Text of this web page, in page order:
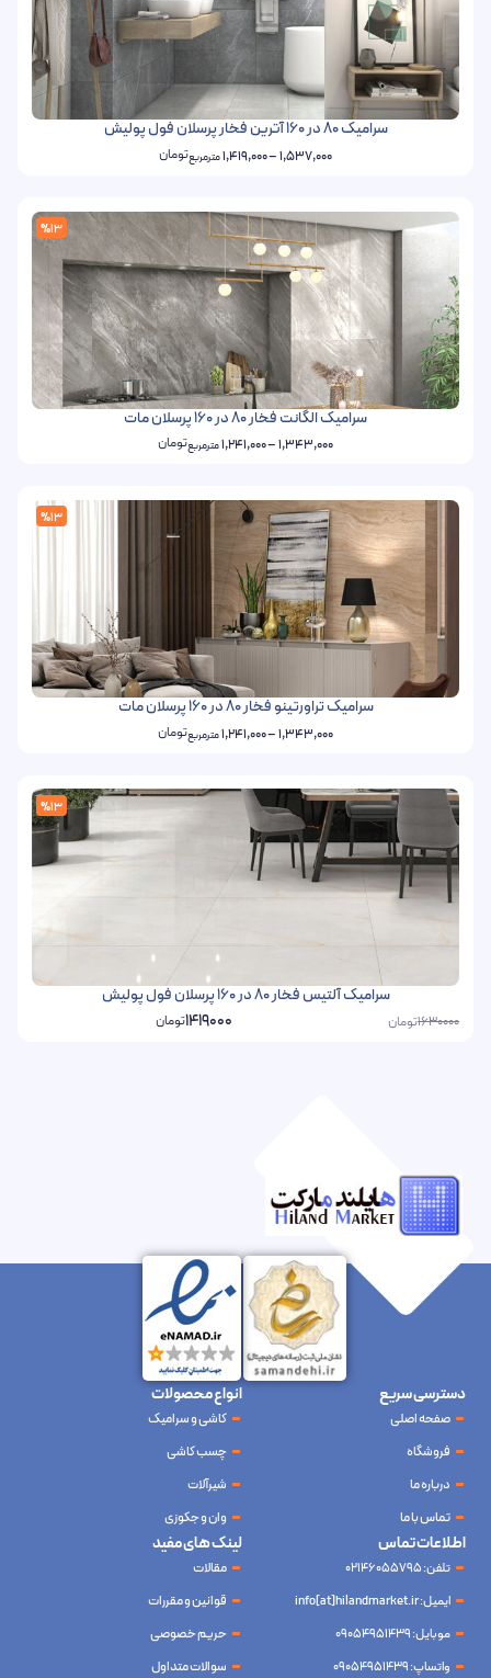
سرامیک 80 در 160 آترین فخار پرسلان فول پولیش
1,537,000
–
1,419,000مترمربعتومان
%13
سرامیک الگانت فخار 80 در 160 پرسلان مات
1,343,000
–
1,241,000مترمربعتومان
%13
سرامیک تراورتینو فخار 80 در 160 پرسلان مات
1,343,000
–
1,241,000مترمربعتومان
%13
سرامیک آلتیس فخار 80 در 160 پرسلان فول پولیش
1630000تومان 1419000تومان
دسترسی سریع
صفحه اصلی
فروشگاه
درباره ما
تماس با ما
انواع محصولات
کاشی و سرامیک
چسب کاشی
شیرآلات
وان و جکوزی
لینک های مفید
مقالات
قوانین و مقررات
حریم خصوصی
سوالات متداول
اطلاعات تماس
تلفن: 02146055795
ایمیل: info[at]hilandmarket.ir
موبایل: 09054951439
واتساپ: 09054951439